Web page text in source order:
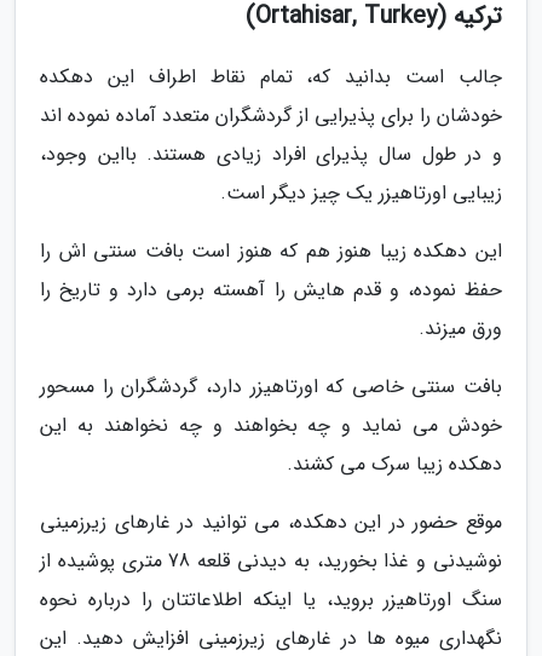
ترکیه (Ortahisar, Turkey)
جالب است بدانید که، تمام نقاط اطراف این دهکده
خودشان را برای پذیرایی از گردشگران متعدد آماده نموده اند
و در طول سال پذیرای افراد زیادی هستند. بااین وجود،
زیبایی اورتاهیزر یک چیز دیگر است.
این دهکده زیبا هنوز هم که هنوز است بافت سنتی اش را
حفظ نموده، و قدم هایش را آهسته برمی دارد و تاریخ را
ورق میزند.
بافت سنتی خاصی که اورتاهیزر دارد، گردشگران را مسحور
خودش می نماید و چه بخواهند و چه نخواهند به این
دهکده زیبا سرک می کشند.
موقع حضور در این دهکده، می توانید در غارهای زیرزمینی
نوشیدنی و غذا بخورید، به دیدنی قلعه 78 متری پوشیده از
سنگ اورتاهیزر بروید، یا اینکه اطلاعاتتان را درباره نحوه
نگهداری میوه ها در غارهای زیرزمینی افزایش دهید. این